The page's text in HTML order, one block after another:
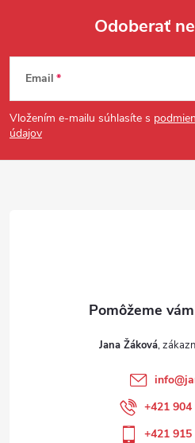
Zápätie
Odoberať
Email
Vložením e-mailu súhlasíte s
údajov
Jana Žáková
info@
+421
+421